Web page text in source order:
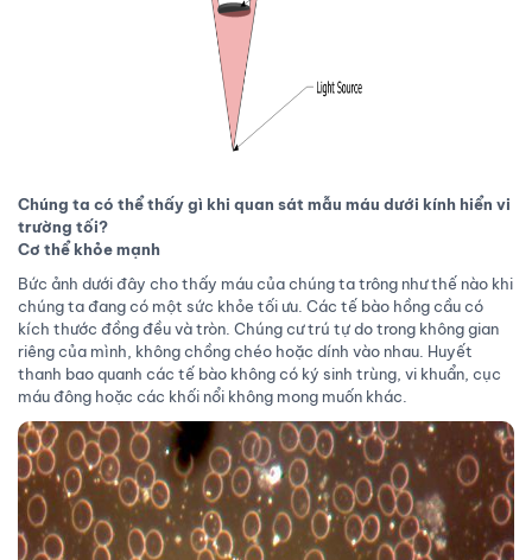
Chúng ta có thể thấy gì khi quan sát mẫu máu dưới kính hiển vi
trường tối?
Cơ thể khỏe mạnh
Bức ảnh dưới đây cho thấy máu của chúng ta trông như thế nào khi
chúng ta đang có một sức khỏe tối ưu. Các tế bào hồng cầu có
kích thước đồng đều và tròn. Chúng cư trú tự do trong không gian
riêng của mình, không chồng chéo hoặc dính vào nhau. Huyết
thanh bao quanh các tế bào không có ký sinh trùng, vi khuẩn, cục
máu đông hoặc các khối nổi không mong muốn khác.